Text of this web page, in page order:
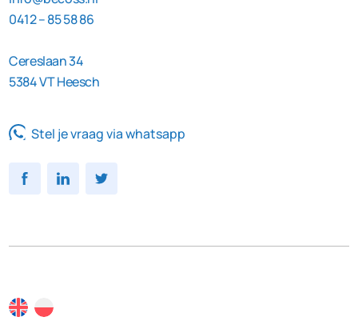
0412 – 85 58 86
Cereslaan 34
5384 VT Heesch
Stel je vraag via whatsapp